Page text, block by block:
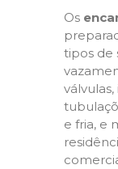
Os
tipos de
e fria, e